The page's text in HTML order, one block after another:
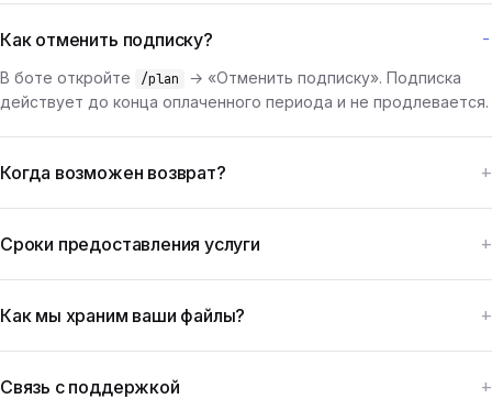
Как отменить подписку?
В боте откройте /plan
→ «Отменить подписку». Подписка
действует до конца оплаченного периода и не продлевается.
Когда возможен возврат?
Сроки предоставления услуги
Как мы храним ваши файлы?
Связь с поддержкой